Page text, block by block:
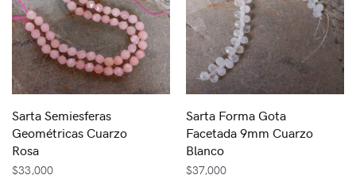
Sarta Semiesferas
Geométricas Cuarzo
Rosa
$33,000
Sarta Forma Gota
Facetada 9mm Cuarzo
Blanco
$37,000